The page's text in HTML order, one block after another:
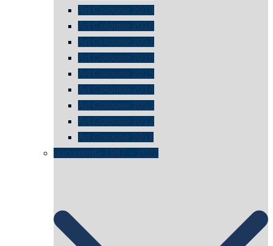
Art Cologne 2019
Art Cologne 2018
Art Cologne 2017
Art Cologne 2016
Art Cologne 2015
Art Cologne 2014
Art Cologne 2013
Art Cologne 2012
Art Cologne 2011
documenta 1987 – 2022